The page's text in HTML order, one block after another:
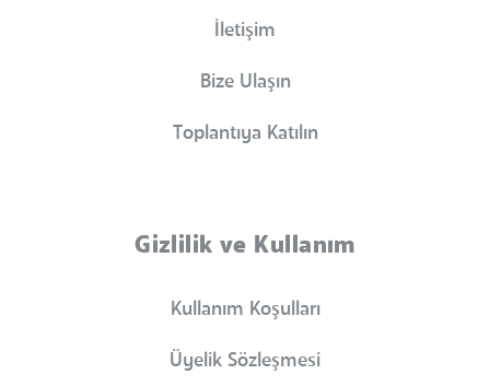
İletişim
Bize Ulaşın
Toplantıya Katılın
Gizlilik ve Kullanım
Kullanım Koşulları
Üyelik Sözleşmesi